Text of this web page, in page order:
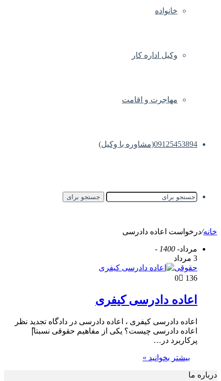
خانواده
وکیل اداره کار
مهاجرت و اقامت
09125453894(مشاوره با وکیل)
جستجو برای
خانه/درخواست اعاده دادرسی
مرداد- 1400 -
3 مرداد
حقوقی
0
136
اعاده دادرسی کیفری
اعاده دادرسی کیفری ، اعاده دادرسی در دادگاه تجدید نظر
اعاده دادرسی چیست؟ یکی از مفاهیم حقوقی نسبتا|ً
پرکاربرد در…
بیشتر بخوانید »
درباره ما